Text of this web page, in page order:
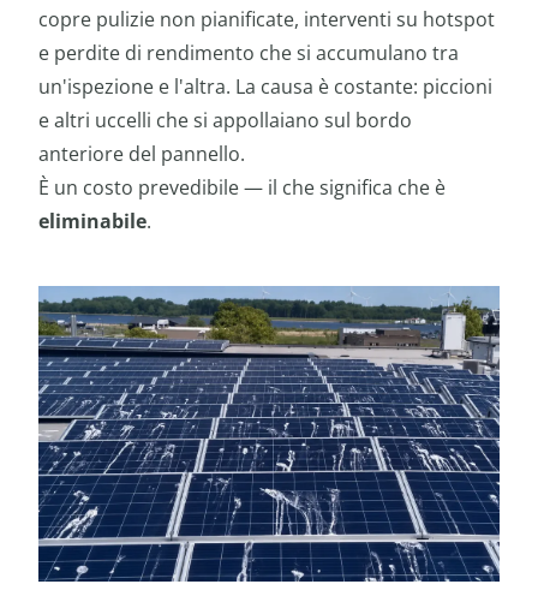
copre pulizie non pianificate, interventi su hotspot
e perdite di rendimento che si accumulano tra
un'ispezione e l'altra. La causa è costante: piccioni
e altri uccelli che si appollaiano sul bordo
anteriore del pannello.
È un costo prevedibile — il che significa che è
eliminabile.